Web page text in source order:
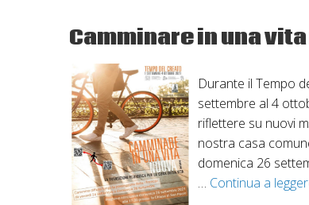
Camminare in una
Durante il Tempo
settembre al 4
riflettere su nuovi
nostra casa
domenica 26
… Continua a